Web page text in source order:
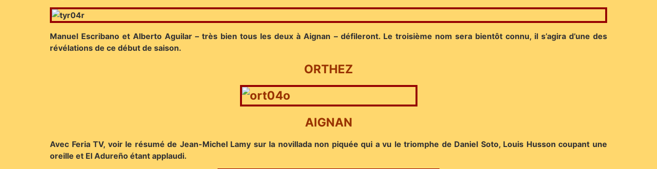
Manuel Escribano et Alberto Aguilar – très bien tous les deux à Aignan – défileront. Le troisième nom sera bientôt connu, il s’agira d’une des
révélations de ce début de saison.
ORTHEZ
AIGNAN
Avec Feria TV, voir le résumé de Jean-Michel Lamy sur la novillada non piquée qui a vu le triomphe de Daniel Soto, Louis Husson coupant une
oreille et El Adureño étant applaudi.